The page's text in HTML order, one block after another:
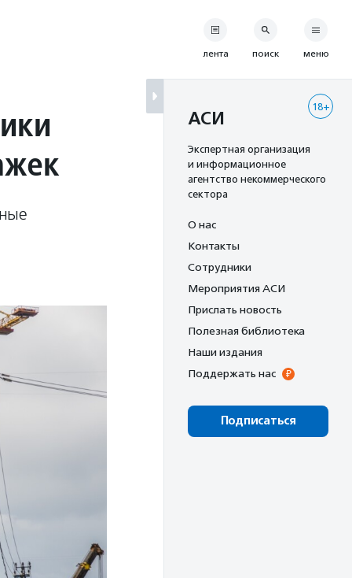
лента поиск меню
18+
АСИ
Экспертная организация
и информационное
агентство некоммерческого
сектора
О нас
Контакты
Сотрудники
Мероприятия АСИ
Прислать новость
Полезная библиотека
Наши издания
Поддержать нас
Подписаться